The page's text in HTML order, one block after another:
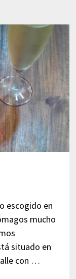
escogido en
mucho
situado en
con …